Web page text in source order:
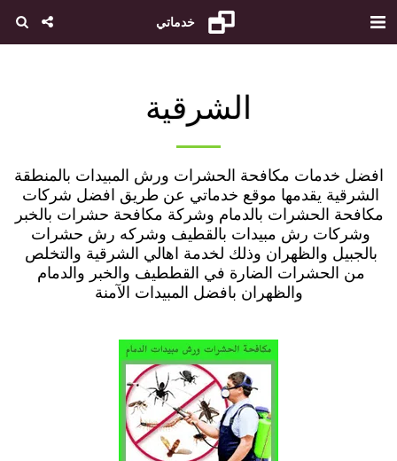
خدماتي
الشرقية
والظهران بافضل المبيدات الآمنة